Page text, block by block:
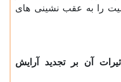
را به عقب نشینی های
آن بر تجدید آرایش